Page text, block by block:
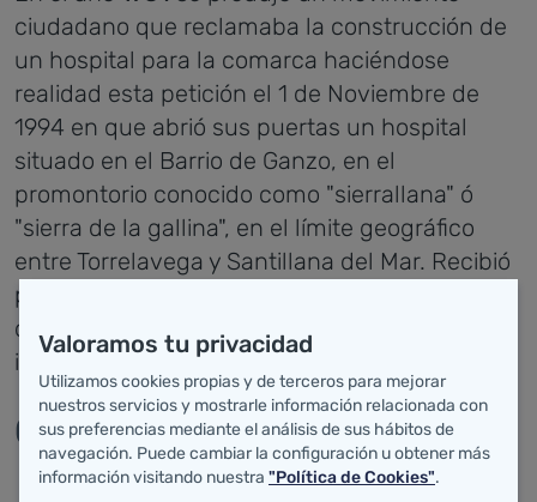
ciudadano que reclamaba la construcción de
un hospital para la comarca haciéndose
realidad esta petición el 1 de Noviembre de
1994 en que abrió sus puertas un hospital
situado en el Barrio de Ganzo, en el
promontorio conocido como "sierrallana" ó
"sierra de la gallina", en el límite geográfico
entre Torrelavega y Santillana del Mar. Recibió
por "uso" el nombre de Hospital Sierrallana ya
que nunca hubo un acto oficial de
inauguración del mismo.
Cronología del hospital
<1994: obras, maquetas...
Valoramos tu privacidad
Utilizamos cookies propias y de terceros para mejorar
nuestros servicios y mostrarle información relacionada con
sus preferencias mediante el análisis de sus hábitos de
navegación. Puede cambiar la configuración u obtener más
información visitando nuestra "Política de Cookies".